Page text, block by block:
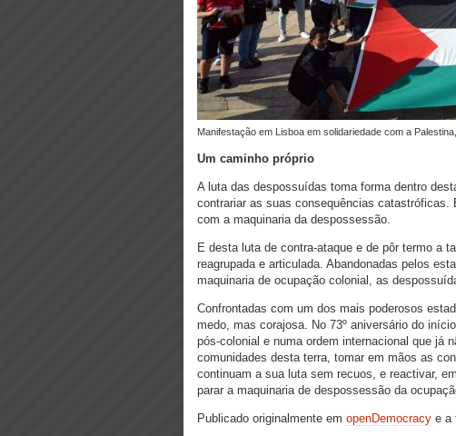
manifestação em Lisboa em solidariedade com a
Um caminho próprio
A luta das despossuídas toma forma dentro
contrariar as suas consequências
com a maquinaria da despossessão.
E desta luta de contra-ataque e de pôr termo a
reagrupada e articulada. Abandonadas pelos
maquinaria de ocupação colonial, as
Confrontadas com um dos mais poderosos
medo, mas corajosa. No 73º aniversário do
pós-colonial e numa ordem internacional que já
comunidades desta terra, tomar em mãos as
continuam a sua luta sem recuos, e reactivar,
parar a maquinaria de despossessão da
Publicado originalmente em openDemocracy e a